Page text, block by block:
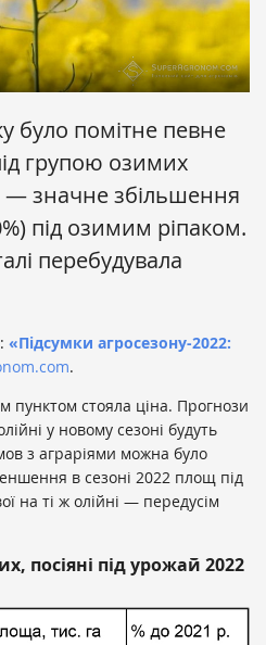
було помітне певне
групою озимих
— значне збільшення
під озимим ріпаком.
перебудувала
«Підсумки агросезону-2022:
.
стояла ціна. Прогнози
у новому сезоні будуть
з аграріями можна було
в сезоні 2022 площ під
на ті ж олійні — передусім
посіяні під урожай 2022